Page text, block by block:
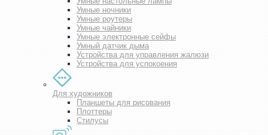
Умные ночники
Умные роутеры
Умные чайники
Умные электронные сейфы
Умный датчик дыма
Устройства для управления жалюзи
Устройства для успокоения
Для художников
Планшеты для рисования
Плоттеры
Стилусы